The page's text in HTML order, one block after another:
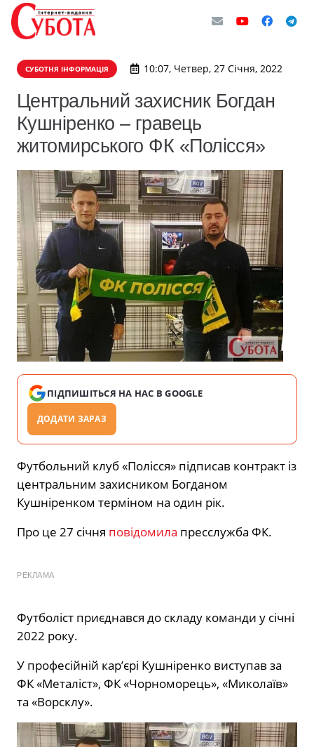
СУБОТНЯ ІНФОРМАЦІЯ 10:07, Четвер, 27 Січня, 2022
Центральний захисник Богдан
Кушніренко – гравець
житомирського ФК «Полісся»
ПІДПИШІТЬСЯ НА НАС В GOOGLE
ДОДАТИ ЗАРАЗ
Футбольний клуб «Полісся» підписав контракт із
центральним захисником Богданом
Кушніренком терміном на один рік.
Про це 27 січня повідомила пресслужба ФК.
РЕКЛАМА
Футболіст приєднався до складу команди у січні
2022 року.
У професійній кар’єрі Кушніренко виступав за
ФК «Металіст», ФК «Чорноморець», «Миколаїв»
та «Ворсклу».